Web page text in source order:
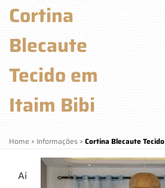
Cortina
Blecaute
Tecido em
Itaim Bibi
Home » Informações » Cortina Blecaute
Aí